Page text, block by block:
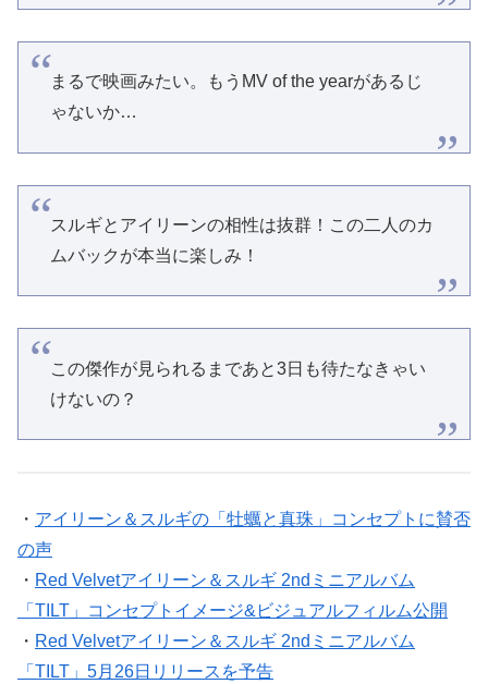
まるで映画みたい。もうMV of the yearがあるじ
ゃないか…
スルギとアイリーンの相性は抜群！この二人のカ
ムバックが本当に楽しみ！
この傑作が見られるまであと3日も待たなきゃい
けないの？
・ アイリーン＆スルギの「牡蠣と真珠」コンセプトに賛否
の声
・ Red Velvetアイリーン＆スルギ 2ndミニアルバム
「TILT」コンセプトイメージ&ビジュアルフィルム公開
・ Red Velvetアイリーン＆スルギ 2ndミニアルバム
「TILT」5月26日リリースを予告